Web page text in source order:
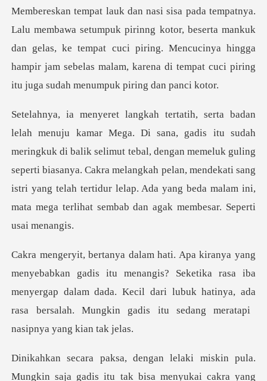
tor, beserta mankuk
dan gelas, ke tempat cuci piring. Mencucinya hingga
hampir jam seb
di balik selimut tebal, dengan memeluk guling
seperti biasanya. Cakra melangkah pelan, mendekati sang
istri yang
enangis? Seketika rasa iba
menyergap dalam dada. Kecil dari lubuk hatinya, ada
n saja gadis itu tak bisa menyukai cakra yang